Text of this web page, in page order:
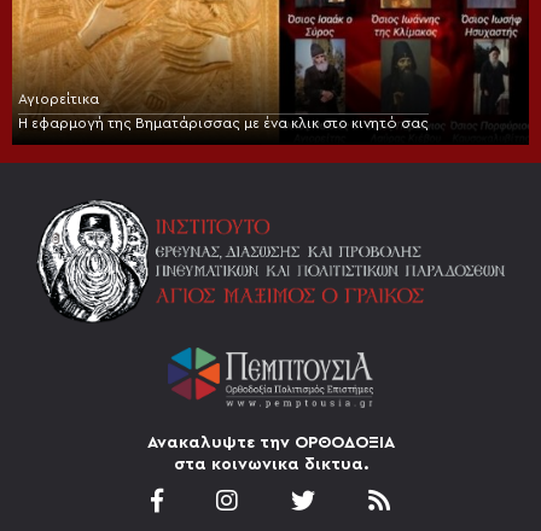
Αγιορείτικα
Η εφαρμογή της Βηματάρισσας με ένα κλικ στο κινητό σας
Ανακαλυψτε την ΟΡΘΟΔΟΞΙΑ
στα κοινωνικα δικτυα.